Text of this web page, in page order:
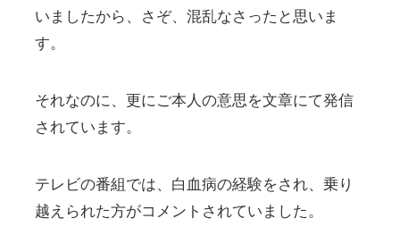
いましたから、さぞ、混乱なさったと思いま
す。
それなのに、更にご本人の意思を文章にて発信
されています。
テレビの番組では、白血病の経験をされ、乗り
越えられた方がコメントされていました。